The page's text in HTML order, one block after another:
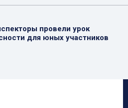
провели урок
для юных участников